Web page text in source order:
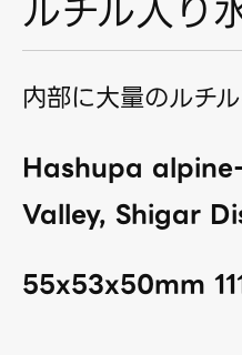
内部に大量のルチ
Hashupa
Valley, Shigar
55x53x50mm